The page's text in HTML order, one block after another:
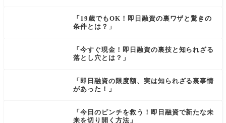
「19歳でもOK！即日融資の裏ワザと驚きの
条件とは？」
「今すぐ現金！即日融資の裏技と知られざる
落とし穴とは？」
「即日融資の限度額、実は知られざる裏事情
があった！」
「今日のピンチを救う！即日融資で新たな未
来を切り開く方法」